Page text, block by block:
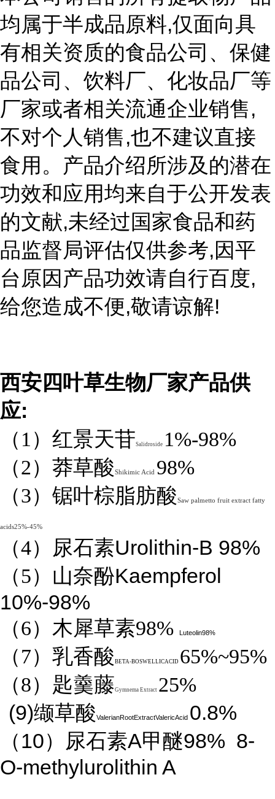
均属于半成品原料,仅面向具
有相关资质的食品公司、保健
品公司、饮料厂、化妆品厂等
厂家或者相关流通企业销售,
不对个人销售,也不建议直接
食用。产品介绍所涉及的潜在
功效和应用均来自于公开发表
的文献,未经过国家食品和药
品监督局评估仅供参考,因平
台原因产品功效请自行百度,
给您造成不便,敬请谅解!
西安四叶草生物厂家产品供
应:
（1）红景天苷Salidroside 1%-98%
（2）莽草酸Shikimic Acid 98%
（3）锯叶棕脂肪酸Saw palmetto fruit extract fatty
acids25%-45%
（4） 尿石素Urolithin-B 98%
（5）山奈酚Kaempferol
10%-98%
（6）木犀草素98% Luteolin98%
（7）乳香酸 BETA-BOSWELLICACID 65%~95%
（8）匙羹藤Gymnema Extract 25%
(9)缬草酸ValerianRootExtractValericAcid 0.8%
（10）尿石素A甲醚98% 8-
O-methylurolithin A